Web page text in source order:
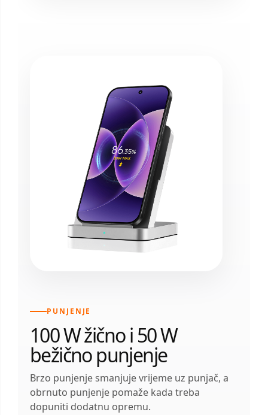
PUNJENJE
100 W žično i 50 W
bežično punjenje
Brzo punjenje smanjuje vrijeme uz punjač, a
obrnuto punjenje pomaže kada treba
dopuniti dodatnu opremu.